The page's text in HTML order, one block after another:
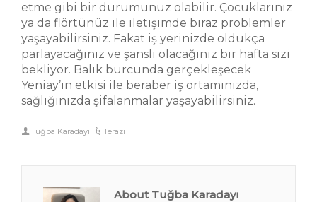
etme gibi bir durumunuz olabilir. Çocuklarınız
ya da flörtünüz ile iletişimde biraz problemler
yaşayabilirsiniz. Fakat iş yerinizde oldukça
parlayacağınız ve şanslı olacağınız bir hafta sizi
bekliyor. Balık burcunda gerçekleşecek
Yeniay’ın etkisi ile beraber iş ortamınızda,
sağlığınızda şifalanmalar yaşayabilirsiniz.
Tuğba Karadayı Terazi
About Tuğba Karadayı